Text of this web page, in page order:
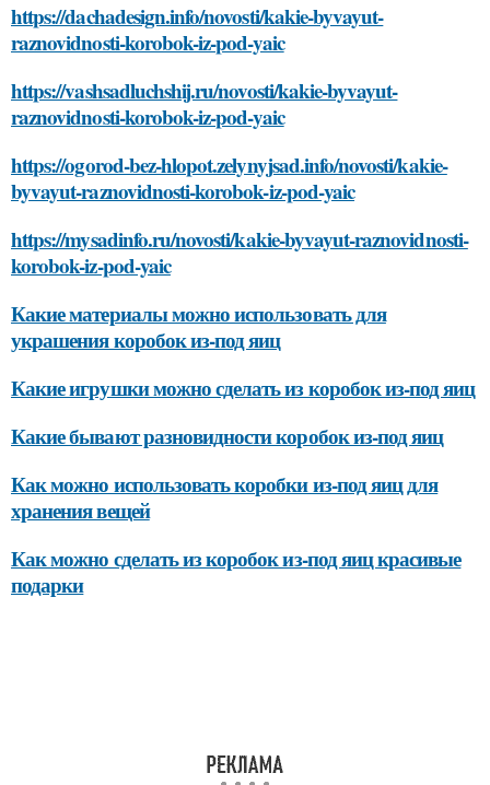
https://dachadesign.info/novosti/kakie-byvayut-
raznovidnosti-korobok-iz-pod-yaic
https://vashsadluchshij.ru/novosti/kakie-byvayut-
raznovidnosti-korobok-iz-pod-yaic
https://ogorod-bez-hlopot.zelynyjsad.info/novosti/kakie-
byvayut-raznovidnosti-korobok-iz-pod-yaic
https://mysadinfo.ru/novosti/kakie-byvayut-raznovidnosti-
korobok-iz-pod-yaic
Какие материалы можно использовать для
украшения коробок из-под яиц
Какие игрушки можно сделать из коробок из-под яиц
Какие бывают разновидности коробок из-под яиц
Как можно использовать коробки из-под яиц для
хранения вещей
Как можно сделать из коробок из-под яиц красивые
подарки